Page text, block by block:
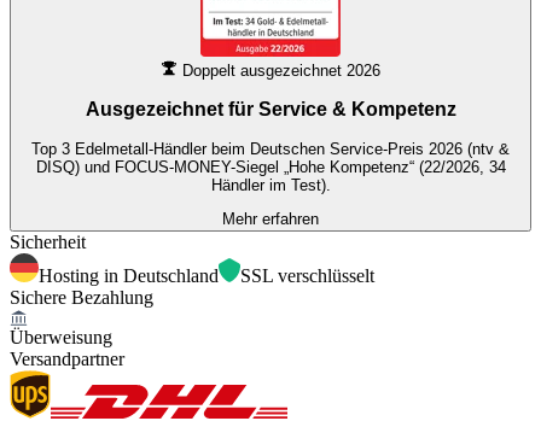
Doppelt ausgezeichnet 2026
Ausgezeichnet für Service & Kompetenz
Top 3 Edelmetall-Händler beim Deutschen Service-Preis 2026 (ntv &
DISQ) und FOCUS-MONEY-Siegel „Hohe Kompetenz“ (22/2026, 34
Händler im Test).
Mehr erfahren
Sicherheit
Hosting in Deutschland
SSL verschlüsselt
Sichere Bezahlung
Überweisung
Versandpartner